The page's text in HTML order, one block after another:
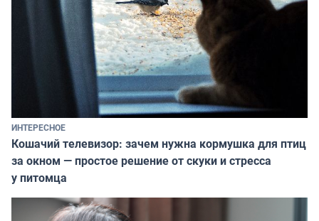
ИНТЕРЕСНОЕ
Кошачий телевизор: зачем нужна кормушка для птиц
за окном — простое решение от скуки и стресса
у питомца